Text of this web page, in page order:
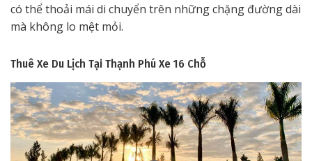
có thể thoải mái di chuyển trên những chặng đường dài
mà không lo mệt mỏi.
Thuê Xe Du Lịch Tại Thạnh Phú Xe 16 Chỗ